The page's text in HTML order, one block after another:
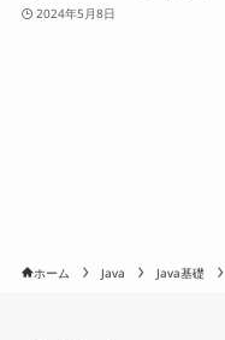
2024年5月8日
ホーム Java Java基礎